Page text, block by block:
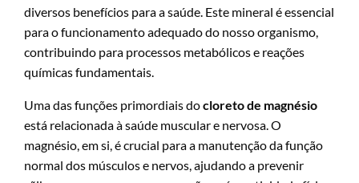
diversos benefícios para a saúde. Este mineral é essencial
para o funcionamento adequado do nosso organismo,
contribuindo para processos metabólicos e reações
químicas fundamentais.
Uma das funções primordiais docloreto de magnésio
está relacionada à saúde muscular e nervosa. O
magnésio, em si, é crucial para a manutenção da função
normal dos músculos e nervos, ajudando a prevenir